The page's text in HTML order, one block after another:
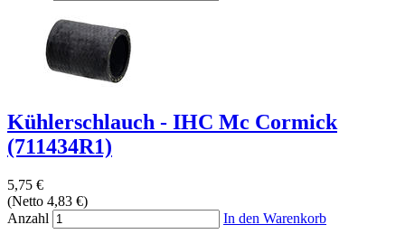
Kühlerschlauch - IHC Mc Cormick
(711434R1)
5,75 €
(Netto 4,83 €)
Anzahl
In den Warenkorb